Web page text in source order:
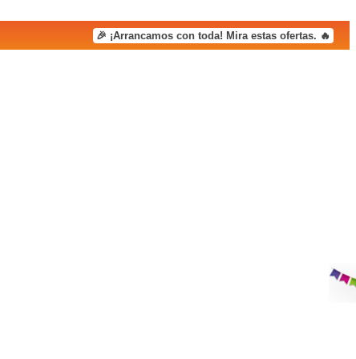
🎉 ¡Arrancamos con toda! Mira estas ofertas. 🔥